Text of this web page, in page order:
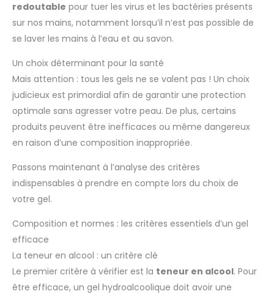
redoutable pour tuer les virus et les bactéries présents
sur nos mains, notamment lorsqu’il n’est pas possible de
se laver les mains à l’eau et au savon.
Un choix déterminant pour la santé
Mais attention : tous les gels ne se valent pas ! Un choix
judicieux est primordial afin de garantir une protection
optimale sans agresser votre peau. De plus, certains
produits peuvent être inefficaces ou même dangereux
en raison d’une composition inappropriée.
Passons maintenant à l’analyse des critères
indispensables à prendre en compte lors du choix de
votre gel.
Composition et normes : les critères essentiels d’un gel
efficace
La teneur en alcool : un critère clé
Le premier critère à vérifier est la teneur en alcool. Pour
être efficace, un gel hydroalcoolique doit avoir une